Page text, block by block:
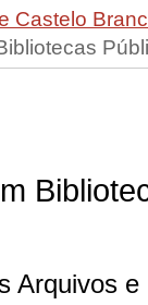
Castelo
Arquivos